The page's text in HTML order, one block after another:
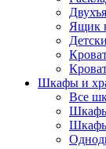
Ящик
Шкафы и
Все